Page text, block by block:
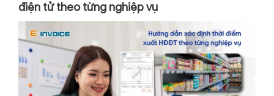
điện tử theo từng nghiệp vụ